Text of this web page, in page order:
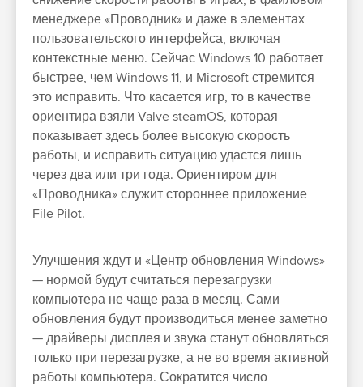
менеджере «Проводник» и даже в элементах
пользовательского интерфейса, включая
контекстные меню. Сейчас Windows 10 работает
быстрее, чем Windows 11, и Microsoft стремится
это исправить. Что касается игр, то в качестве
ориентира взяли Valve steamOS, которая
показывает здесь более высокую скорость
работы, и исправить ситуацию удастся лишь
через два или три года. Ориентиром для
«Проводника» служит стороннее приложение
File Pilot.
Улучшения ждут и «Центр обновления Windows»
— нормой будут считаться перезагрузки
компьютера не чаще раза в месяц. Сами
обновления будут производиться менее заметно
— драйверы дисплея и звука станут обновляться
только при перезагрузке, а не во время активной
работы компьютера. Сократится число